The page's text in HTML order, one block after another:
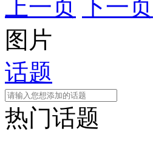
上一页 下一页
图片
话题
热门话题